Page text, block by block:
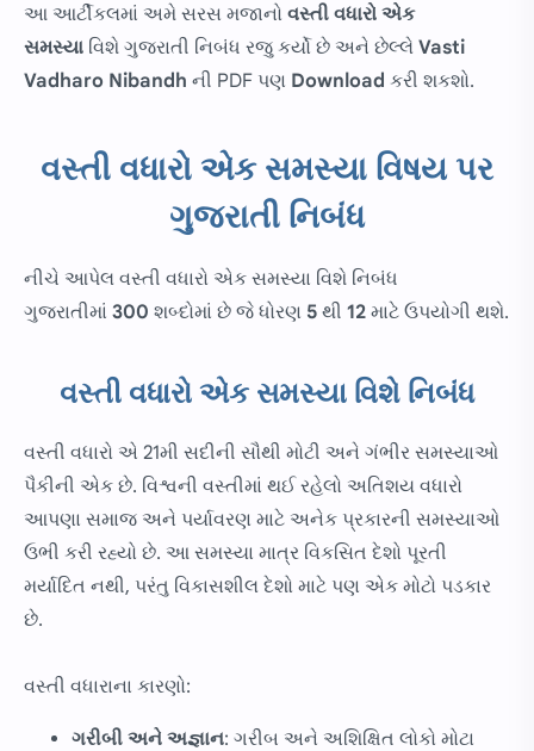
આ આર્ટીકલમાં અમે સરસ મજાનો વસ્તી વધારો એક
સમસ્યા વિશે ગુજરાતી નિબંધ રજુ કર્યો છે અને છેલ્લે Vasti
Vadharo Nibandh ની PDF પણ Download કરી શકશો.
વસ્તી વધારો એક સમસ્યા વિષય પર
ગુજરાતી નિબંધ
નીચે આપેલ વસ્તી વધારો એક સમસ્યા વિશે નિબંધ
ગુજરાતીમાં 300 શબ્દોમાં છે જે ધોરણ 5 થી 12 માટે ઉપયોગી થશે.
વસ્તી વધારો એક સમસ્યા વિશે નિબંધ
વસ્તી વધારો એ 21મી સદીની સૌથી મોટી અને ગંભીર સમસ્યાઓ
પૈકીની એક છે. વિશ્વની વસ્તીમાં થઈ રહેલો અતિશય વધારો
આપણા સમાજ અને પર્યાવરણ માટે અનેક પ્રકારની સમસ્યાઓ
ઉભી કરી રહ્યો છે. આ સમસ્યા માત્ર વિકસિત દેશો પૂરતી
મર્યાદિત નથી, પરંતુ વિકાસશીલ દેશો માટે પણ એક મોટો પડકાર
છે.
વસ્તી વધારાના કારણો:
ગરીબી અને અજ્ઞાન: ગરીબ અને અશિક્ષિત લોકો મોટા